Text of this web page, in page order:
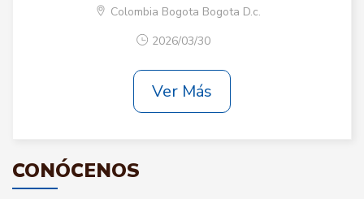
Colombia Bogota Bogota D.c.
2026/03/30
Ver Más
CONÓCENOS